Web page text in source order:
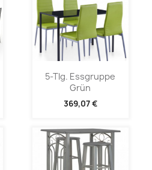
5-Tlg. Essgruppe
Grün
369,07 €